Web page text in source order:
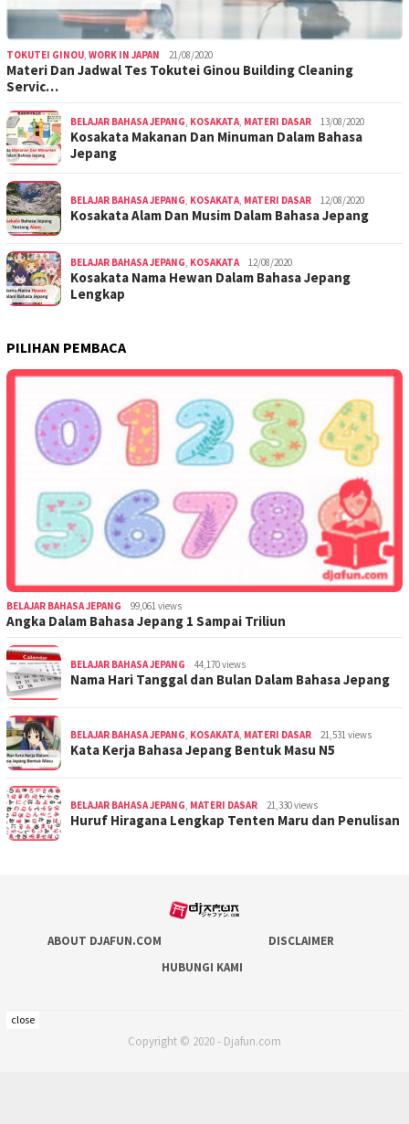
TOKUTEI GINOU, WORK IN JAPAN 21/08/2020
Materi Dan Jadwal Tes Tokutei Ginou Building Cleaning
Servic…
BELAJAR BAHASA JEPANG, KOSAKATA, MATERI DASAR 13/08/2020
Kosakata Makanan Dan Minuman Dalam Bahasa
Jepang
BELAJAR BAHASA JEPANG, KOSAKATA, MATERI DASAR 12/08/2020
Kosakata Alam Dan Musim Dalam Bahasa Jepang
BELAJAR BAHASA JEPANG, KOSAKATA 12/08/2020
Kosakata Nama Hewan Dalam Bahasa Jepang
Lengkap
PILIHAN PEMBACA
BELAJAR BAHASA JEPANG 99,061 views
Angka Dalam Bahasa Jepang 1 Sampai Triliun
BELAJAR BAHASA JEPANG 44,170 views
Nama Hari Tanggal dan Bulan Dalam Bahasa Jepang
BELAJAR BAHASA JEPANG, KOSAKATA, MATERI DASAR 21,531 views
Kata Kerja Bahasa Jepang Bentuk Masu N5
BELAJAR BAHASA JEPANG, MATERI DASAR 21,330 views
Huruf Hiragana Lengkap Tenten Maru dan Penulisan
ABOUT DJAFUN.COM
DISCLAIMER
HUBUNGI KAMI
Copyright © 2020 - Djafun.com
close